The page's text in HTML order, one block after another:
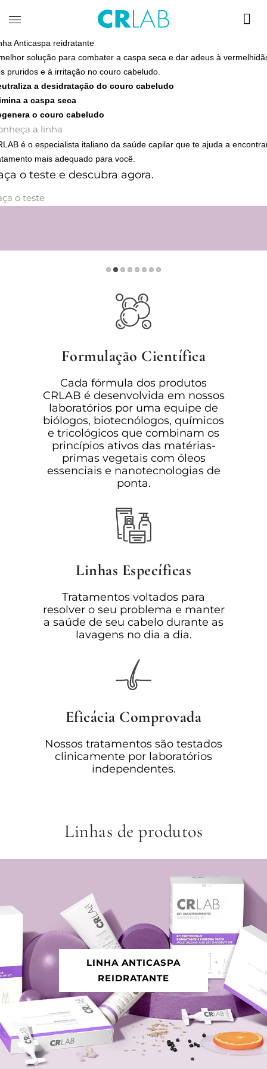
Anticaspa reidratante
solução para combater a caspa seca e dar adeus à
pruridos e à irritação no couro cabeludo.
a desidratação do couro cabeludo
a caspa seca
o couro cabeludo
a linha
é o especialista italiano da saúde capilar que te ajuda a
mais adequado para você.
o teste e descubra agora.
o teste
Formulação Científica
Cada fórmula dos produtos
CRLAB é desenvolvida em nossos
laboratórios por uma equipe de
biólogos, biotecnólogos, químicos
e tricológicos que combinam os
princípios ativos das matérias-
primas vegetais com óleos
essenciais e nanotecnologias de
ponta.
Linhas Específicas
Tratamentos voltados para
resolver o seu problema e manter
a saúde de seu cabelo durante as
lavagens no dia a dia.
Eficácia Comprovada
Nossos tratamentos são testados
clinicamente por laboratórios
independentes.
Linhas de produtos
LINHA ANTICASPA
REIDRATANTE